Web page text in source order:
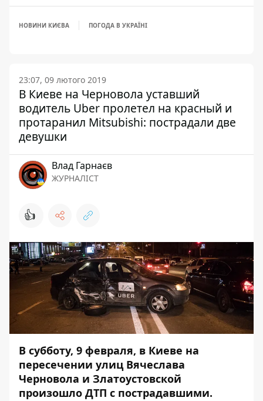
НОВИНИ КИЄВА ПОГОДА В УКРАЇНІ
23:07, 09 лютого 2019
В Киеве на Черновола уставший
водитель Uber пролетел на красный и
протаранил Mitsubishi: пострадали две
девушки
Влад Гарнаєв
ЖУРНАЛІСТ
👍
В субботу, 9 февраля, в Киеве на
пересечении улиц Вячеслава
Черновола и Златоустовской
произошло ДТП с пострадавшими.